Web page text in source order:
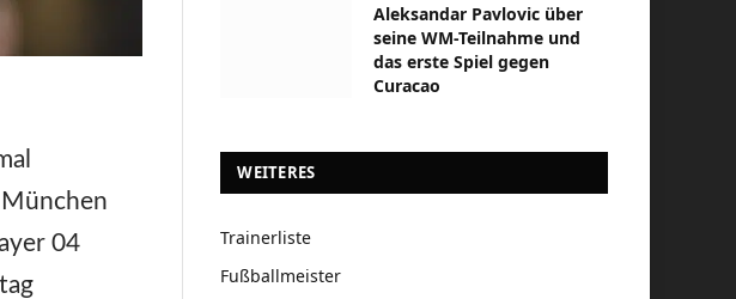
04
Aleksandar Pavlovic über
seine WM-Teilnahme und
das erste Spiel gegen
Curacao
WEITERES
Trainerliste
Fußballmeister